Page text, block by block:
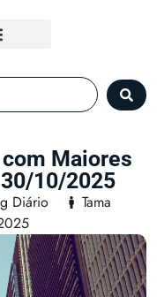
Maiores
10/2025
Diário
Tama